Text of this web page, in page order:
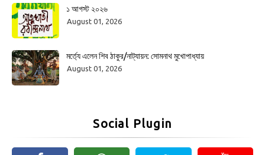
১ আগস্ট ২০২৬
August 01, 2026
মর্ত্যে এলেন শিব ঠাকুর/নাট্যায়ন: সোমনাথ মুখোপাধ্যায়
August 01, 2026
Social Plugin